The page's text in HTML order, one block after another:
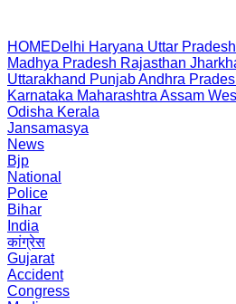
HOMEDelhi Haryana Uttar Pradesh
Madhya Pradesh Rajasthan
Uttarakhand PunjabAndhra
Karnataka Maharashtra Assam
Odisha Kerala
Jansamasya
News
Bjp
National
Police
Bihar
India
कांग्रेस
Gujarat
Accident
Congress